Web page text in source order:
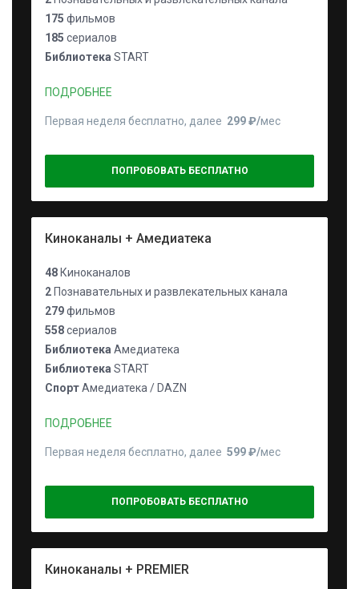
175 фильмов
185 сериалов
Библиотека START
ПОДРОБНЕЕ
Первая неделя бесплатно, далее 299 ₽⁠/⁠мес
ПОПРОБОВАТЬ БЕСПЛАТНО
Киноканалы + Амедиатека
48 Киноканалов
2 Познавательных и развлекательных канала
279фильмов
558сериалов
Библиотека Амедиатека
Библиотека START
СпортАмедиатека / DAZN
ПОДРОБНЕЕ
Первая неделя бесплатно, далее 599 ₽⁠/⁠мес
ПОПРОБОВАТЬ БЕСПЛАТНО
Киноканалы + PREMIER